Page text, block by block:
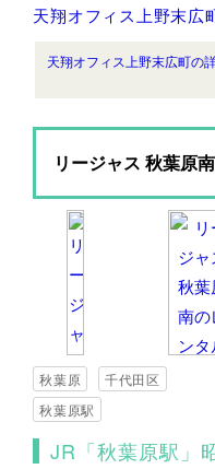
天翔オフィス上野末広
天翔オフィス上野末広町の
リージャス 秋葉原南
秋葉原
千代田区
秋葉原駅
JR「秋葉原駅」